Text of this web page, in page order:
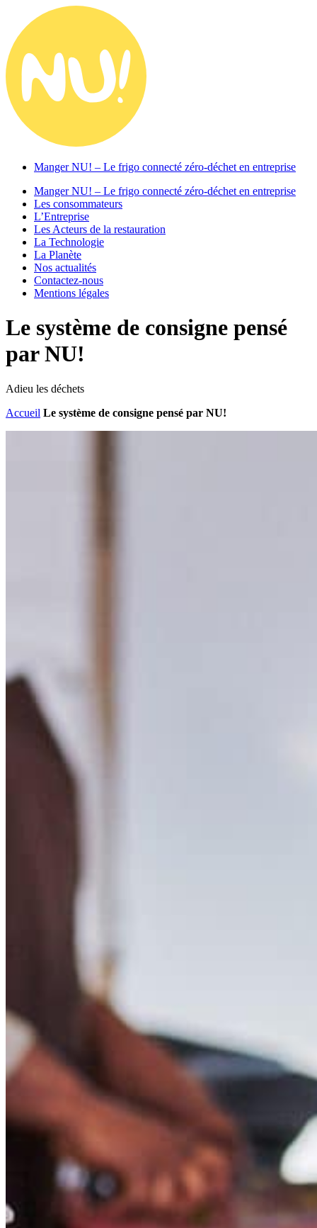
Manger NU! – Le frigo connecté zéro-déchet en entreprise
Manger NU! – Le frigo connecté zéro-déchet en entreprise
Les consommateurs
L’Entreprise
Les Acteurs de la restauration
La Technologie
La Planète
Nos actualités
Contactez-nous
Mentions légales
Le système de consigne pensé
par NU!
Adieu les déchets
Accueil Le système de consigne pensé par NU!